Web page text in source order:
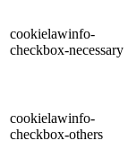
cookielawinfo-
checkbox-necessary
cookielawinfo-
checkbox-others